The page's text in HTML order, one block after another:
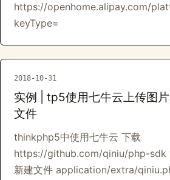
https://openhome.alipay.com/
keyType=
2018-10-31
实例 | tp5使用七牛云上传图
文件
thinkphp5中使用七牛云 下载
https://github.com/qiniu/php-sdk
新建文件 application/extra/